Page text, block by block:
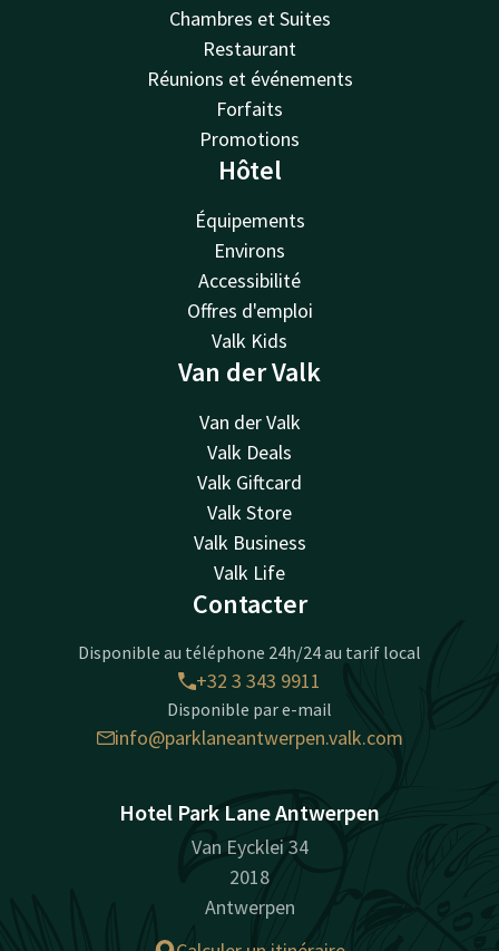
Chambres et Suites
Restaurant
Réunions et événements
Forfaits
Promotions
Hôtel
Équipements
Environs
Accessibilité
Offres d'emploi
Valk Kids
Van der Valk
Van der Valk
Valk Deals
Valk Giftcard
Valk Store
Valk Business
Valk Life
Contacter
Disponible au téléphone 24h/24 au tarif local
+32 3 343 9911
Disponible par e-mail
info@parklaneantwerpen.valk.com
Hotel Park Lane Antwerpen
Van Eycklei 34
2018
Antwerpen